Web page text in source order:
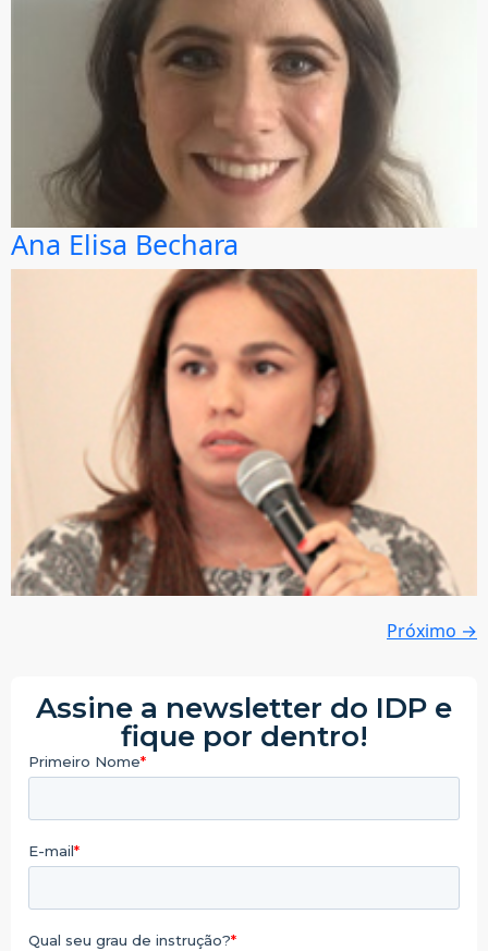
Ana Elisa Bechara
Próximo →
Assine a newsletter do IDP e
fique por dentro!